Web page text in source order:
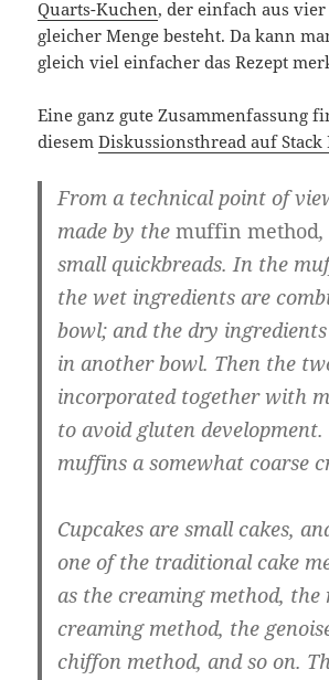
Quarts-Kuchen, der einfach aus
gleicher Menge besteht. Da kann
gleich viel einfacher das Rezept
Eine ganz gute Zusammenfassung
diesemDiskussionsthread auf Stack
From a technical point of
made by themuffin method
small quickbreads. In the
the wet ingredients are
bowl; and the dry
in another bowl. Then the
incorporated together with
to avoid gluten development.
muffins a somewhat coarse
Cupcakes are small cakes,
one of the traditional cake
as the creaming method, the
creaming method, the
chiffon method, and so on.